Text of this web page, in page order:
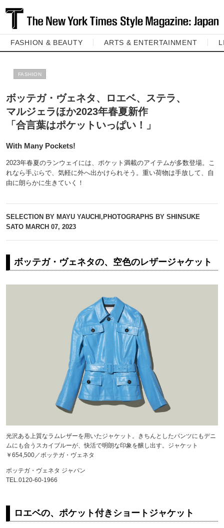
FASHION & BEAUTY ARTS & ENTERTAINMENT
FASHION
ボッテガ・ヴェネタ、ロエベ、ステラ、
マルジェラほか2023年春夏新作
「合言葉はポケットいっぱい！」
With Many Pockets!
2023年春夏のランウェイには、ポケット満載のアイテムが多数登場。こ
れなら手ぶらで、気軽に外へ出かけられそう。重い荷物は手放して、自
由に朗らかに生きていく！
SELECTION BY MAYU YAUCHI,PHOTOGRAPHS BY SHINSUKE
SATO MARCH 07, 2023
ボッテガ・ヴェネタの、空色のレザージャケット
光沢ある上質なラムレザーを用いたジャケット。きちんとしたパンツにもデニ
ムにも合うスカイブルーが、快活で明朗な印象を醸し出す。ジャケット
￥654,500／ボッテガ・ヴェネタ
ボッテガ・ヴェネタ ジャパン
TEL.0120-60-1966
ロエベの、ポケット付きショートジャケット